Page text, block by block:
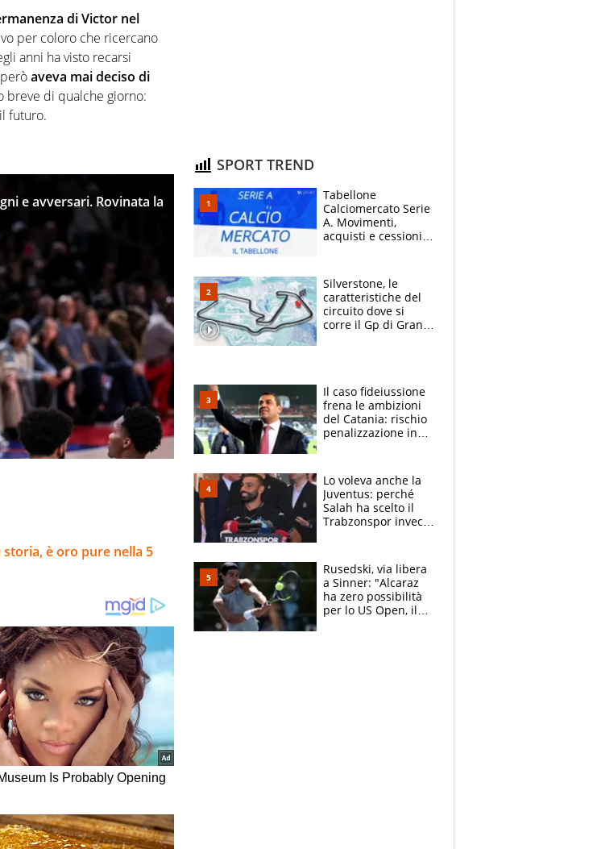
di Victor nel
per coloro che ricercano
anni ha visto recarsi
aveva mai deciso di
breve di qualche giorno:
futuro.
e avversari. Rovinata la
è oro pure nella 5
SPORT TREND
Tabellone
Calciomercato Serie
A. Movimenti,
acquisti e cessioni:
Silverstone, le
caratteristiche del
circuito dove si
corre il Gp di Gran
Il caso fideiussione
frena le ambizioni
del Catania: rischio
penalizzazione in
Lo voleva anche la
Juventus: perché
Salah ha scelto il
Trabzonspor invece
Rusedski, via libera
a Sinner: "Alcaraz
ha zero possibilità
per lo US Open, il